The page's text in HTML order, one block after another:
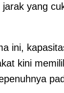
yang
ini,
kini